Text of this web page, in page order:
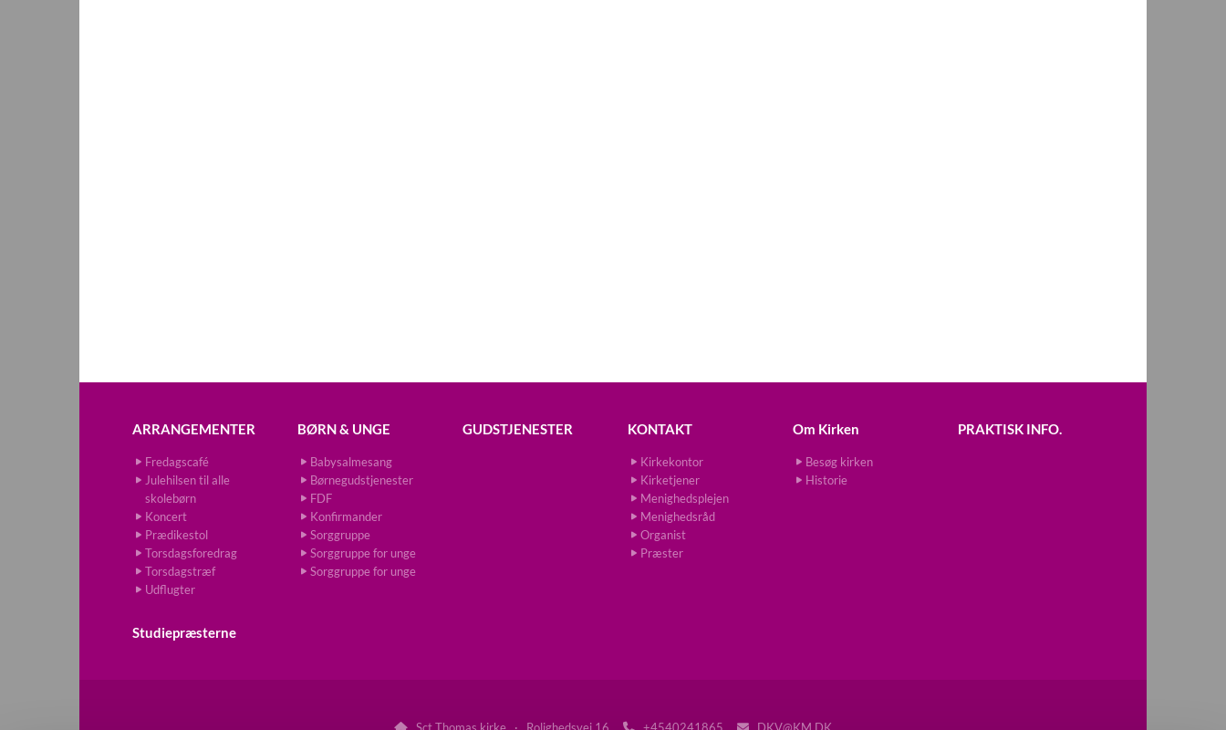
ARRANGEMENTER
Fredagscafé
Julehilsen til alle
skolebørn
Koncert
Prædikestol
Torsdagsforedrag
Torsdagstræf
Udflugter
BØRN & UNGE
Babysalmesang
Børnegudstjenester
FDF
Konfirmander
Sorggruppe
Sorggruppe for unge
Sorggruppe for unge
GUDSTJENESTER KONTAKT
Kirkekontor
Kirketjener
Menighedsplejen
Menighedsråd
Organist
Præster
Om Kirken
Besøg kirken
Historie
PRAKTISK INFO.
Studiepræsterne
 Sct Thomas kirke · Rolighedsvej 16  +4540241865  DKV@KM.DK